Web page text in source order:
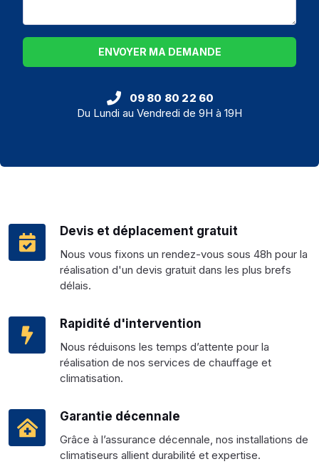
Devis et déplacement gratuit
Nous vous fixons un rendez-vous sous 48h pour la
réalisation d'un devis gratuit dans les plus brefs
délais.
Rapidité d'intervention
Nous réduisons les temps d’attente pour la
réalisation de nos services de chauffage et
climatisation.
Garantie décennale
Grâce à l’assurance décennale, nos installations de
climatiseurs allient durabilité et expertise.
ENVOYER MA DEMANDE
09 80 80 22 60
Du Lundi au Vendredi de 9H à 19H